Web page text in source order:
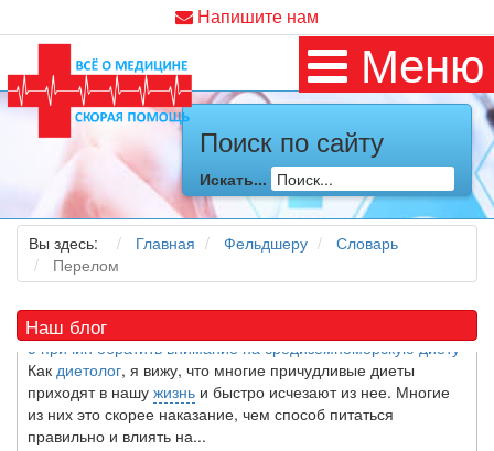
Напишите нам
Меню
Поиск по сайту
Искать...
Вы здесь: Главная Фельдшеру
Словарь
Перелом
Наш блог
Как я заболел во время локдауна?
Это странная ситуация: вы соблюдали все меры
предосторожности COVID-19 (вы почти все время дома),
но, тем не менее, вы каким-то образом простудились. Вы
можете задаться...
5 причин обратить внимание на средиземноморскую диету
Какдиетолог, я вижу, что многие причудливые диеты
приходят в нашужизньи быстро исчезают из нее. Многие
из них это скорее наказание, чем способ питаться
правильно и влиять на...